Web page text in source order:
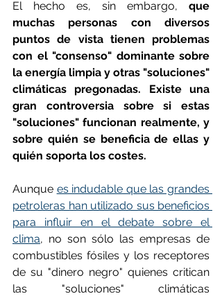
El hecho es, sin embargo, que
muchas personas con diversos
puntos de vista tienen problemas
con el "consenso" dominante sobre
la energía limpia y otras "soluciones"
climáticas pregonadas. Existe una
gran controversia sobre si estas
"soluciones" funcionan realmente, y
sobre quién se beneficia de ellas y
quién soporta los costes.
Aunque es indudable que las grandes
petroleras han utilizado sus beneficios
para influir en el debate sobre el
clima, no son sólo las empresas de
combustibles fósiles y los receptores
de su "dinero negro" quienes critican
las "soluciones" climáticas